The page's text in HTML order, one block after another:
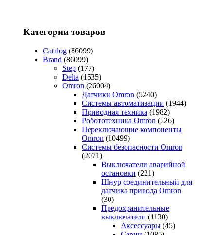
Категории товаров
Catalog (86099)
Brand (86099)
Step (177)
Delta (1535)
Omron (26004)
Датчики Omron (5240)
Системы автоматизации (1944)
Приводная техника (1982)
Робототехника Omron (226)
Переключающие компоненты
Omron (10499)
Системы безопасности Omron
(2071)
Выключатели аварийной
остановки (221)
Шнур соединительный для
датчика привода Omron
(30)
Предохранительные
выключатели (1130)
Аксессуары (45)